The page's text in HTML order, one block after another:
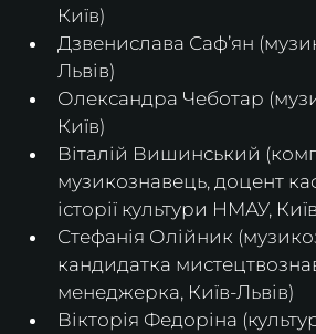
Київ)
Дзвенислава Саф’ян
Львів)
Олександра Чеботар
Київ)
Віталій Вишинський
музикознавець, доцент
історії культури НМАУ,
Стефанія Олійник
кандидатка
менеджерка, Київ-Львів)
Вікторія Федоріна